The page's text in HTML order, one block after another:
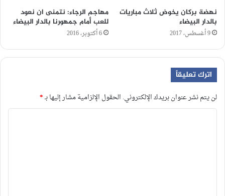
نهضة بركان يخوض ثلاث مباريات
بالدار البيضاء
9 أغسطس، 2017
مهاجم الرجاء: نتمنى ان نعود
للعب أمام جمهورنا بالدار البيضاء
6 أكتوبر، 2016
اترك تعليقاً
لن يتم نشر عنوان بريدك الإلكتروني. الحقول الإلزامية مشار إليها بـ*